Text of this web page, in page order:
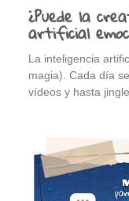
¿Puede la
artificial
La inteligencia
magia). Cada día
vídeos y hasta